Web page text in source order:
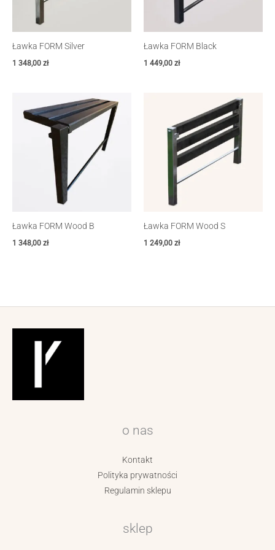
Ławka FORM Silver
1 348,00 zł
Ławka FORM Black
1 449,00 zł
Ławka FORM Wood B
1 348,00 zł
Ławka FORM Wood S
1 249,00 zł
o nas
Kontakt
Polityka prywatności
Regulamin sklepu
sklep